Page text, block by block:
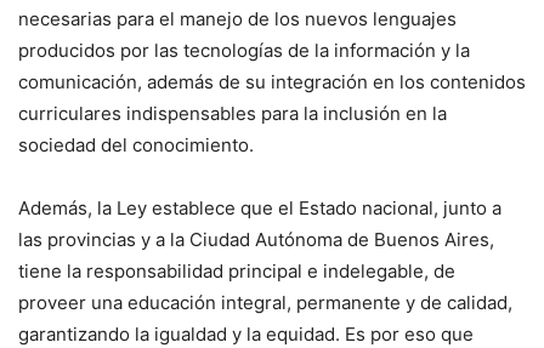
necesarias para el manejo de los nuevos lenguajes
producidos por las tecnologías de la información y la
comunicación, además de su integración en los contenidos
curriculares indispensables para la inclusión en la
sociedad del conocimiento.
Además, la Ley establece que el Estado nacional, junto a
las provincias y a la Ciudad Autónoma de Buenos Aires,
tiene la responsabilidad principal e indelegable, de
proveer una educación integral, permanente y de calidad,
garantizando la igualdad y la equidad. Es por eso que